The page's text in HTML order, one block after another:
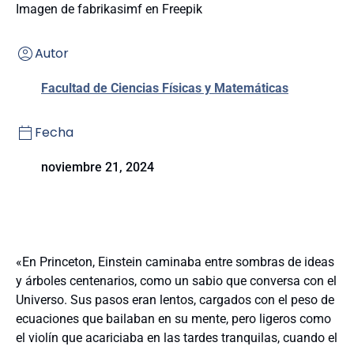
Imagen de fabrikasimf en Freepik
Autor
Facultad de Ciencias Físicas y Matemáticas
Fecha
noviembre 21, 2024
«En Princeton, Einstein caminaba entre sombras de ideas
y árboles centenarios, como un sabio que conversa con el
Universo. Sus pasos eran lentos, cargados con el peso de
ecuaciones que bailaban en su mente, pero ligeros como
el violín que acariciaba en las tardes tranquilas, cuando el